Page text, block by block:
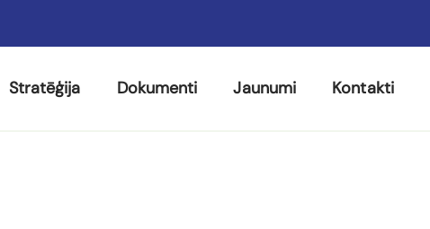
Stratēģija Dokumenti Jaunumi Kontakti